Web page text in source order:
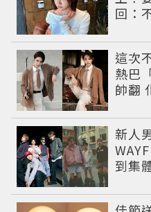
回：
這次
熱巴
帥翻
新人
到集